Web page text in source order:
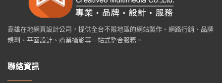
高雄在地網頁設計公司，提供全台不限地區的網站製作、網路行銷、品牌
規劃、平面設計、商業攝影等一站式整合服務。
聯絡資訊